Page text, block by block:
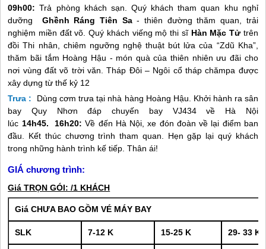
09h00: Trả phòng khách sạn. Quý khách tham quan khu nghỉ
dưỡng Ghềnh Ráng Tiên Sa- thiên đường thăm quan, trải
nghiệm miền đất võ. Quý khách viếng mộ thi sĩ Hàn Mặc Tử trên
đồi Thi nhân, chiêm ngưỡng nghệ thuật bút lửa của “Zdũ Kha”,
thăm bãi tắm Hoàng Hậu - món quà của thiên nhiên ưu đãi cho
nơi vùng đất võ trời văn. Tháp Đôi – Ngôi cổ tháp chămpa được
xây dựng từ thế kỷ 12
Trưa :
Dùng cơm trưa tại nhà hàng Hoàng Hậu. Khởi hành ra sân
bay Quy Nhơn đáp chuyến bay VJ434 về Hà Nội
lúc 14h45. 16h20: Về đến Hà Nội, xe đón đoàn về lại điểm ban
đầu. Kết thúc chương trình tham quan. Hẹn gặp lại quý khách
trong những hành trình kế tiếp. Thân ái!
GIÁ chương trình:
Giá TRỌN GÓI: /1 KHÁCH
Giá CHƯA BAO GỒM VÉ MÁY BAY
SLK 7-12 K 15-25 K 29- 33 K